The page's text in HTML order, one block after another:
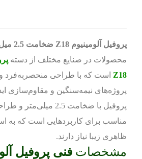
پروفیل آلومینیوم Z18 ضخامت 2.5 میل
محصولات در صنایع مختلف از دسته
Z18 است که با طراحی منحصر‌به‌فرد و
پروژه‌های نیمه‌سنگین و مقاوم‌سازی
مناسب برای کاربردهایی است که به
ظاهری زیبا نیاز دارند.
مشخصات